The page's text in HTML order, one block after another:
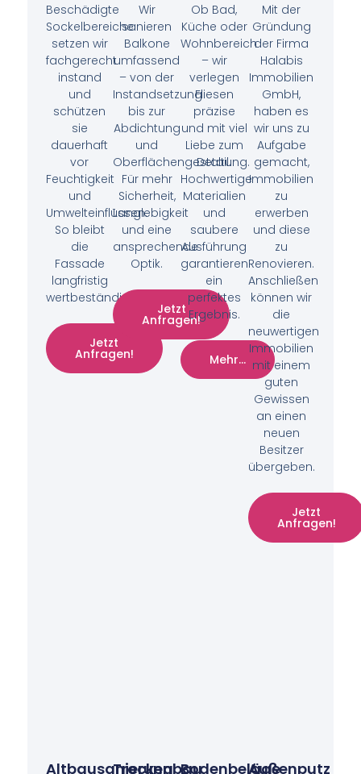
Altbausanierung
TrockenbauBodenbelägeAußenputz
Beschädigte
Sockelbereiche
setzen wir
fachgerecht
instand
und
schützen
sie
dauerhaft
vor
Feuchtigkeit
und
Umwelteinflüssen.
So bleibt
die
Fassade
langfristig
wertbeständig.
Jetzt
Anfragen!
Wir
sanieren
Balkone
umfassend
– von der
Instandsetzung
bis zur
Abdichtung
und
Oberflächengestaltung.
Für mehr
Sicherheit,
Langlebigkeit
und eine
ansprechende
Optik.
Jetzt
Anfragen!
Ob Bad,
Küche oder
Wohnbereich
– wir
verlegen
Fliesen
präzise
und mit viel
Liebe zum
Detail.
Hochwertige
Materialien
und
saubere
Ausführung
garantieren
ein
perfektes
Ergebnis.
Mehr...
Mit der
Gründung
der Firma
Halabis
Immobilien
GmbH,
haben es
wir uns zu
Aufgabe
gemacht,
Immobilien
zu
erwerben
und diese
zu
Renovieren.
Anschließen
können wir
die
neuwertigen
Immobilien
mit einem
guten
Gewissen
an einen
neuen
Besitzer
übergeben.
Jetzt
Anfragen!